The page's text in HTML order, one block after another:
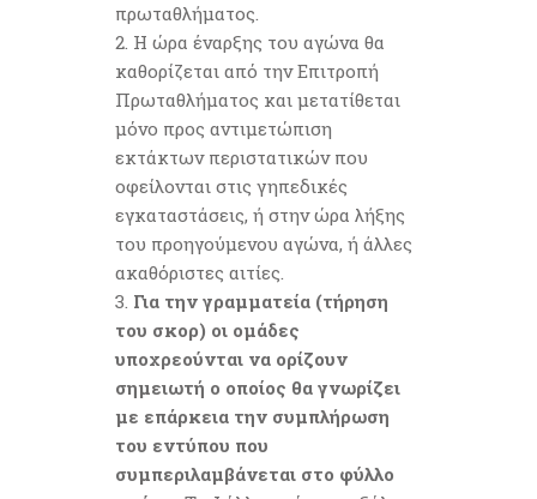
πρωταθλήματος.
Η ώρα έναρξης του αγώνα θα
καθορίζεται από την Επιτροπή
Πρωταθλήματος και μετατίθεται
μόνο προς αντιμετώπιση
εκτάκτων περιστατικών που
οφείλονται στις γηπεδικές
εγκαταστάσεις, ή στην ώρα λήξης
του προηγούμενου αγώνα, ή άλλες
ακαθόριστες αιτίες.
Για την γραμματεία (τήρηση
του σκορ) οι ομάδες
υποχρεούνται να ορίζουν
σημειωτή o οποίος θα γνωρίζει
με επάρκεια την συμπλήρωση
του εντύπου που
συμπεριλαμβάνεται στο φύλλο